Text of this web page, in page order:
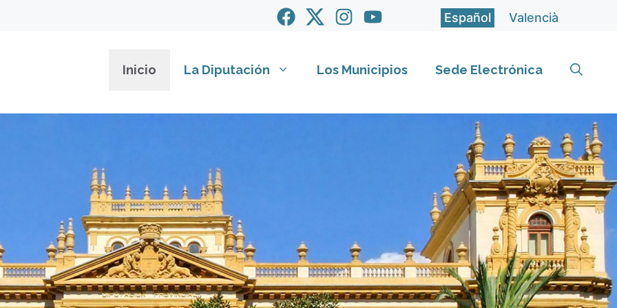
Español Valencià
Inicio La Diputación Los Municipios Sede Electrónica